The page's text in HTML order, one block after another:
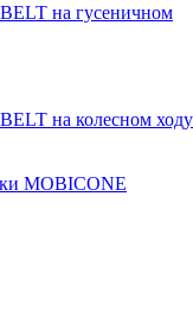
на гусеничном
на колесном ходу
MOBICONE